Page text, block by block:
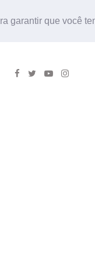
garantir que você